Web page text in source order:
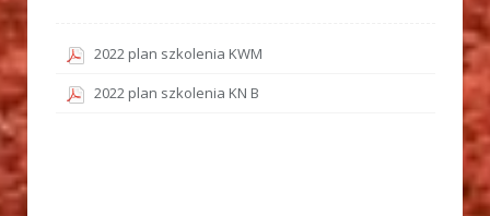
2022 plan szkolenia KWM
2022 plan szkolenia KN B